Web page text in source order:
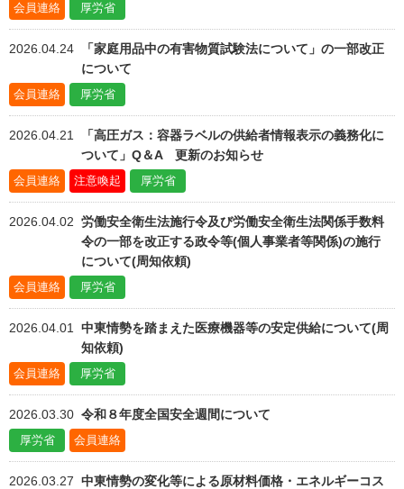
会員連絡 厚労省
2026.04.24
「家庭用品中の有害物質試験法について」の一部改正
について
会員連絡 厚労省
2026.04.21
「高圧ガス：容器ラベルの供給者情報表示の義務化に
ついて」Q＆A 更新のお知らせ
会員連絡 注意喚起 厚労省
2026.04.02 労働安全衛生法施行令及び労働安全衛生法関係手数料
令の一部を改正する政令等(個人事業者等関係)の施行
について(周知依頼)
会員連絡 厚労省
2026.04.01
中東情勢を踏まえた医療機器等の安定供給について(周
知依頼)
会員連絡 厚労省
2026.03.30 令和８年度全国安全週間について
厚労省 会員連絡
2026.03.27 中東情勢の変化等による原材料価格・エネルギーコス